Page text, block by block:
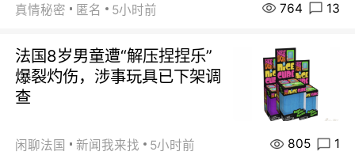
真情秘密 匿名 5小时前 764 13
法国8岁男童遭“解压捏捏乐”
爆裂灼伤，涉事玩具已下架调
查
闲聊法国 新闻我来找 5小时前 805 1